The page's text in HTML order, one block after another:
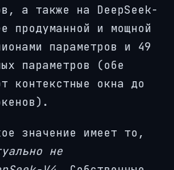
а также на DeepSeek-
продуманной и мощной
параметров и 49
параметров (обе
контекстные окна до
значение имеет то,
не